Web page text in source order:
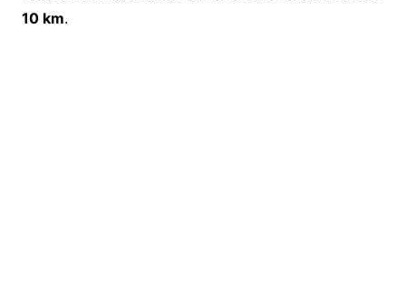
10 km.